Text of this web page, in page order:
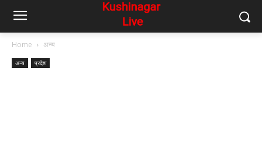
Home अन्य
अन्य प्रदेश